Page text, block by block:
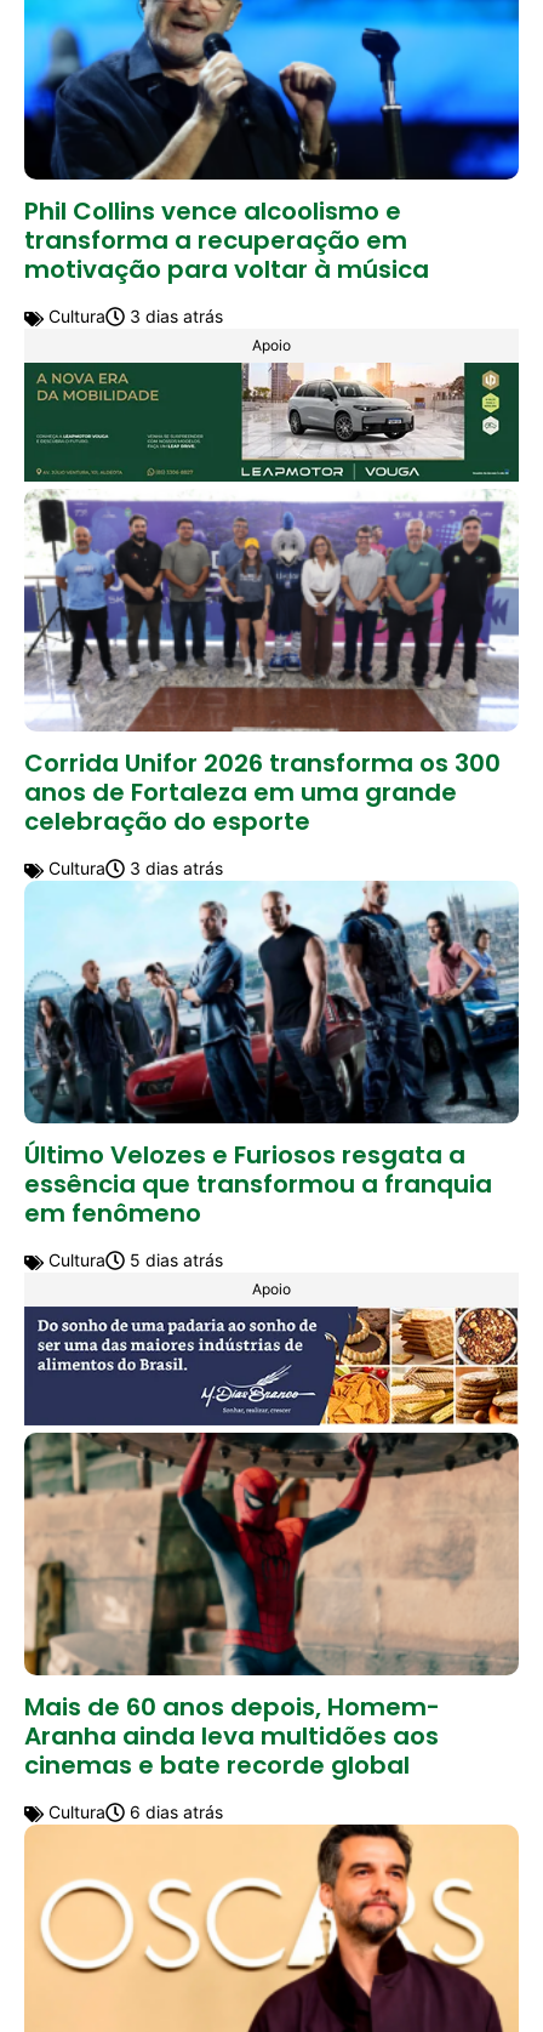
Phil Collins vence alcoolismo e
transforma a recuperação em
motivação para voltar à música
Cultura 3 dias atrás
Apoio
Corrida Unifor 2026 transforma os 300
anos de Fortaleza em uma grande
celebração do esporte
Cultura 3 dias atrás
Último Velozes e Furiosos resgata a
essência que transformou a franquia
em fenômeno
Cultura 5 dias atrás
Apoio
Mais de 60 anos depois, Homem-
Aranha ainda leva multidões aos
cinemas e bate recorde global
Cultura 6 dias atrás